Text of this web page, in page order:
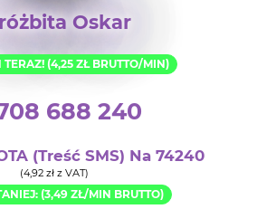
Oskar
(4,25 ZŁ BRUTTO/MIN)
688 240
(treść SMS) Na 74240
(4,92 zł z VAT)
(3,49 ZŁ/MIN BRUTTO)